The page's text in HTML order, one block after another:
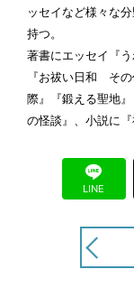
帷子
帷子
6/19
5/24
帯
5/23
ッセイなど様々な
持つ。
著書にエッセイ『
『お祓い日和 そ
際』『鍛える聖地
の怪談』、小説に
LINE